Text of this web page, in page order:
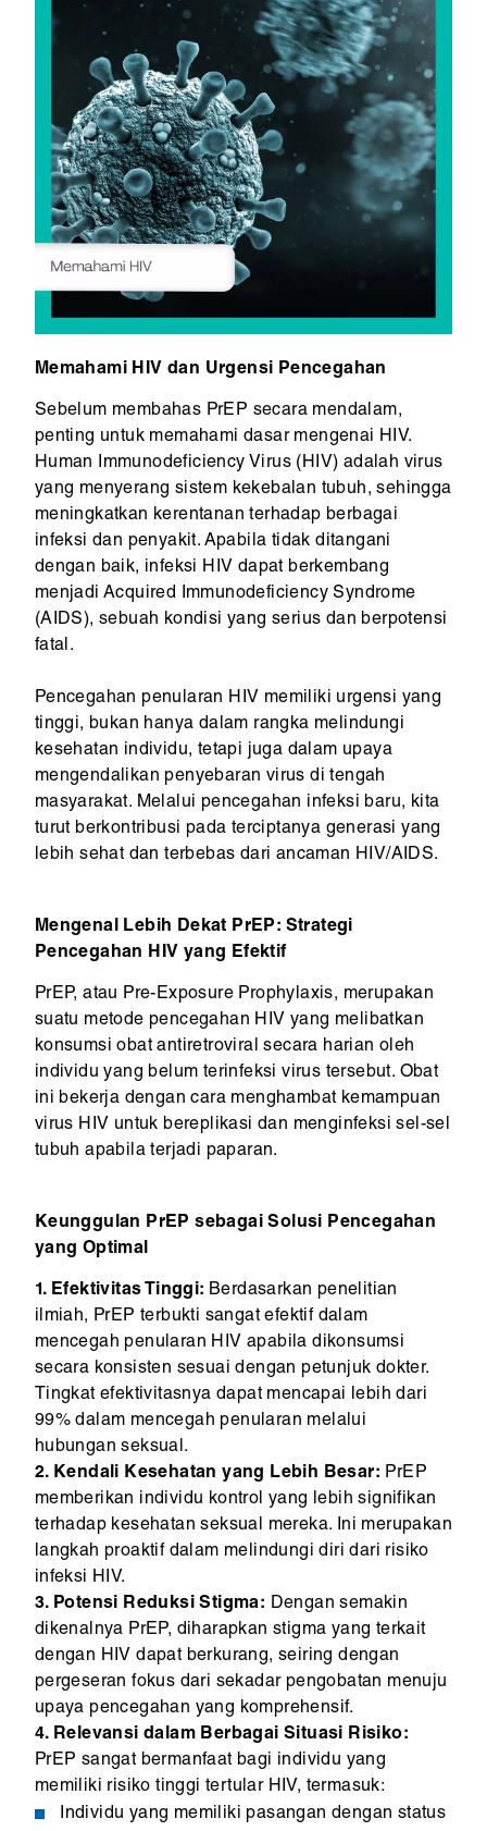
Memahami HIV dan Urgensi Pencegahan
Sebelum membahas PrEP secara mendalam,
penting untuk memahami dasar mengenai HIV.
Human Immunodeficiency Virus (HIV) adalah virus
yang menyerang sistem kekebalan tubuh, sehingga
meningkatkan kerentanan terhadap berbagai
infeksi dan penyakit. Apabila tidak ditangani
dengan baik, infeksi HIV dapat berkembang
menjadi Acquired Immunodeficiency Syndrome
(AIDS), sebuah kondisi yang serius dan berpotensi
fatal.
Pencegahan penularan HIV memiliki urgensi yang
tinggi, bukan hanya dalam rangka melindungi
kesehatan individu, tetapi juga dalam upaya
mengendalikan penyebaran virus di tengah
masyarakat. Melalui pencegahan infeksi baru, kita
turut berkontribusi pada terciptanya generasi yang
lebih sehat dan terbebas dari ancaman HIV/AIDS.
Mengenal Lebih Dekat PrEP: Strategi
Pencegahan HIV yang Efektif
PrEP, atau Pre-Exposure Prophylaxis, merupakan
suatu metode pencegahan HIV yang melibatkan
konsumsi obat antiretroviral secara harian oleh
individu yang belum terinfeksi virus tersebut. Obat
ini bekerja dengan cara menghambat kemampuan
virus HIV untuk bereplikasi dan menginfeksi sel-sel
tubuh apabila terjadi paparan.
Keunggulan PrEP sebagai Solusi Pencegahan
yang Optimal
1. Efektivitas Tinggi: Berdasarkan penelitian
ilmiah, PrEP terbukti sangat efektif dalam
mencegah penularan HIV apabila dikonsumsi
secara konsisten sesuai dengan petunjuk dokter.
Tingkat efektivitasnya dapat mencapai lebih dari
99% dalam mencegah penularan melalui
hubungan seksual.
2. Kendali Kesehatan yang Lebih Besar: PrEP
memberikan individu kontrol yang lebih signifikan
terhadap kesehatan seksual mereka. Ini merupakan
langkah proaktif dalam melindungi diri dari risiko
infeksi HIV.
3. Potensi Reduksi Stigma: Dengan semakin
dikenalnya PrEP, diharapkan stigma yang terkait
dengan HIV dapat berkurang, seiring dengan
pergeseran fokus dari sekadar pengobatan menuju
upaya pencegahan yang komprehensif.
4. Relevansi dalam Berbagai Situasi Risiko:
PrEP sangat bermanfaat bagi individu yang
memiliki risiko tinggi tertular HIV, termasuk:
Individu yang memiliki pasangan dengan status